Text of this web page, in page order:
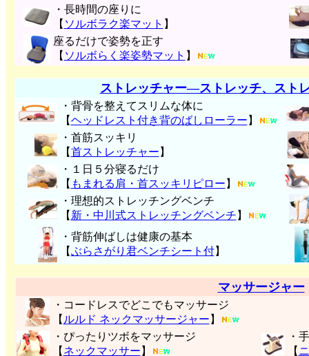
・長時間の座りに
【 ソルボラク楽マット 】
座るだけで姿勢を正す
【 ソルボらく楽姿勢マット 】
ストレッチャー―ストレッチ、スト
・背骨を整えてスリムな体に
【ヘッドレスト付き背のばしローラー 】
・首筋スッキリ
【首ストレッチャー 】
・１日５分寝るだけ
【 もまれる肩・首スッキリピロー 】
・理想的ストレッチングベンチ
【 新・中川式ストレッチングベンチ 】
・背筋伸ばしは健康の基本
【ぶらさがり君ベンチシート付】
マッサージャー
・コードレスでどこでもマッサージ
【 ルルド ネックマッサージャー 】
・ぴったりツボをマッサージ
【 ネックマッサー 】
・
【